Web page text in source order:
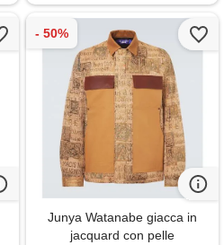
Junya Watanabe giacca in
jacquard con pelle